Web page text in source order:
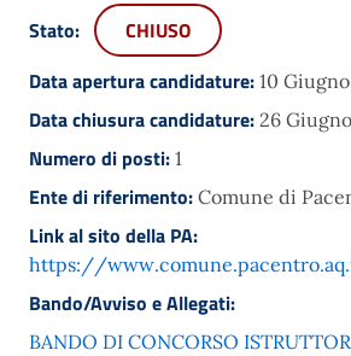
Stato:
CHIUSO
Data apertura candidature: 10
Data chiusura candidature: 26
Numero di posti: 1
Ente di riferimento: Comune di
Link al sito della PA:
https://
Bando/Avviso e Allegati:
BANDO DI CONCORSO